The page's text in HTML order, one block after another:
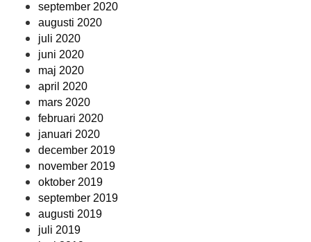
september 2020
augusti 2020
juli 2020
juni 2020
maj 2020
april 2020
mars 2020
februari 2020
januari 2020
december 2019
november 2019
oktober 2019
september 2019
augusti 2019
juli 2019